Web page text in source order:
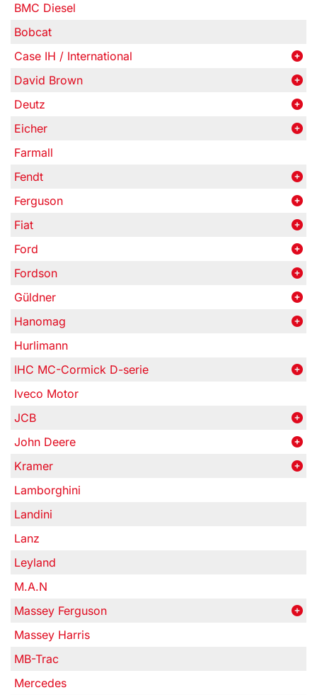
BMC Diesel
Bobcat
Case IH / International
David Brown
Deutz
Eicher
Farmall
Fendt
Ferguson
Fiat
Ford
Fordson
Güldner
Hanomag
Hurlimann
IHC MC-Cormick D-serie
Iveco Motor
JCB
John Deere
Kramer
Lamborghini
Landini
Lanz
Leyland
M.A.N
Massey Ferguson
Massey Harris
MB-Trac
Mercedes